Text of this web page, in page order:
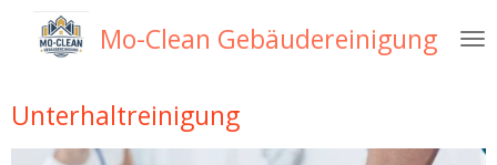
Zum
HauptinhaltMo-Clean Gebäudereinigung
Unterhaltreinigung